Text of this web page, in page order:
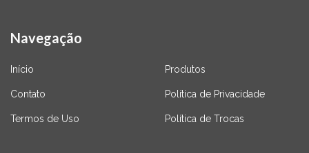
Navegação
Início Produtos
Contato Política de Privacidade
Termos de Uso Política de Trocas